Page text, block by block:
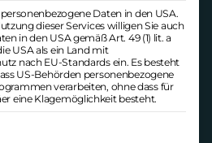
Fakten. Das zeigen auch
in Deutschland.
2023 rund 55
und liegt damit auf
seit der
Es lässt sich definitiv
in Deutschland wenig
Daten in den USA.
dieser Services willigen Sie auch
in den USA gemäß Art. 49 (1) lit. a
USA als ein Land mit
nach EU-Standards ein. Es besteht
US-Behörden personenbezogene
verarbeiten, ohne dass für
eine Klagemöglichkeit besteht.
Service-Gruppen, für die eine